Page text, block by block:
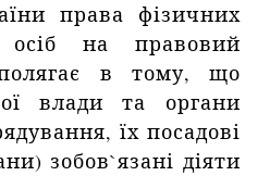
права фізичних
на правовий
в тому, що
влади та органи
їх посадові
зобов`язані діяти